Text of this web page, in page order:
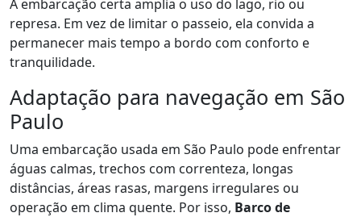
A embarcação certa amplia o uso do lago, rio ou
represa. Em vez de limitar o passeio, ela convida a
permanecer mais tempo a bordo com conforto e
tranquilidade.
Adaptação para navegação em São
Paulo
Uma embarcação usada em São Paulo pode enfrentar
águas calmas, trechos com correnteza, longas
distâncias, áreas rasas, margens irregulares ou
operação em clima quente. Por isso, Barco de